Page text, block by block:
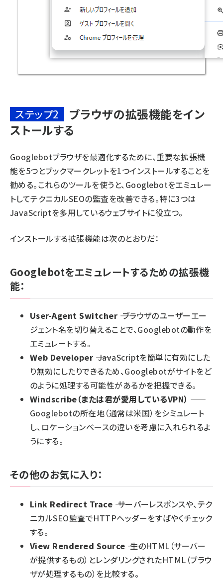
ステップ2
ブラウザの拡張機能をイン
ストールする
Googlebotブラウザを最適化するために、重要な拡張機
能を5つとブックマークレットを1つインストールすることを
勧める。これらのツールを使うと、Googlebotをエミュレー
トしてテクニカルSEOの監査を改善できる。特に3つは
JavaScriptを多用しているウェブサイトに役立つ。
インストールする拡張機能は次のとおりだ：
Googlebotをエミュレートするための拡張機
能：
User-Agent Switcher ―― ブラウザのユーザーエー
ジェント名を切り替えることで、Googlebotの動作を
エミュレートする。
Web Developer ―― JavaScriptを簡単に有効にした
り無効にしたりできるため、Googlebotがサイトをど
のように処理する可能性があるかを把握できる。
Windscribe（または君が愛用しているVPN）
Googlebotの所在地（通常は米国）をシミュレート
し、ロケーションベースの違いを考慮に入れられるよ
うにする。
その他のお気に入り：
Link Redirect Trace ―― サーバーレスポンスや、テク
ニカルSEO監査でHTTPヘッダーをすばやくチェック
する。
View Rendered Source ―― 生のHTML（サーバー
が提供するもの）とレンダリングされたHTML（ブラウ
ザが処理するもの）を比較する。